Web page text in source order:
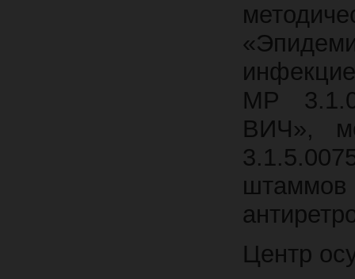
МР
ВИЧ»,
Центр